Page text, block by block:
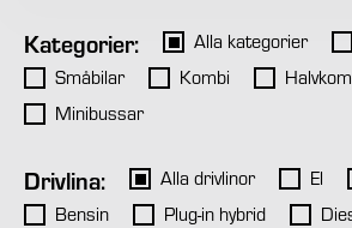
Kategorier: Alla kategorier
Småbilar
Kombi
Minibussar
Drivlina: Alla drivlinor El
Bensin
Plug-in hybrid